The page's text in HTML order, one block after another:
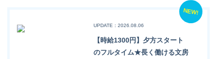
NEW!
UPDATE：2026.08.06
【時給1300円】夕方スタート
のフルタイム★長く働ける文房